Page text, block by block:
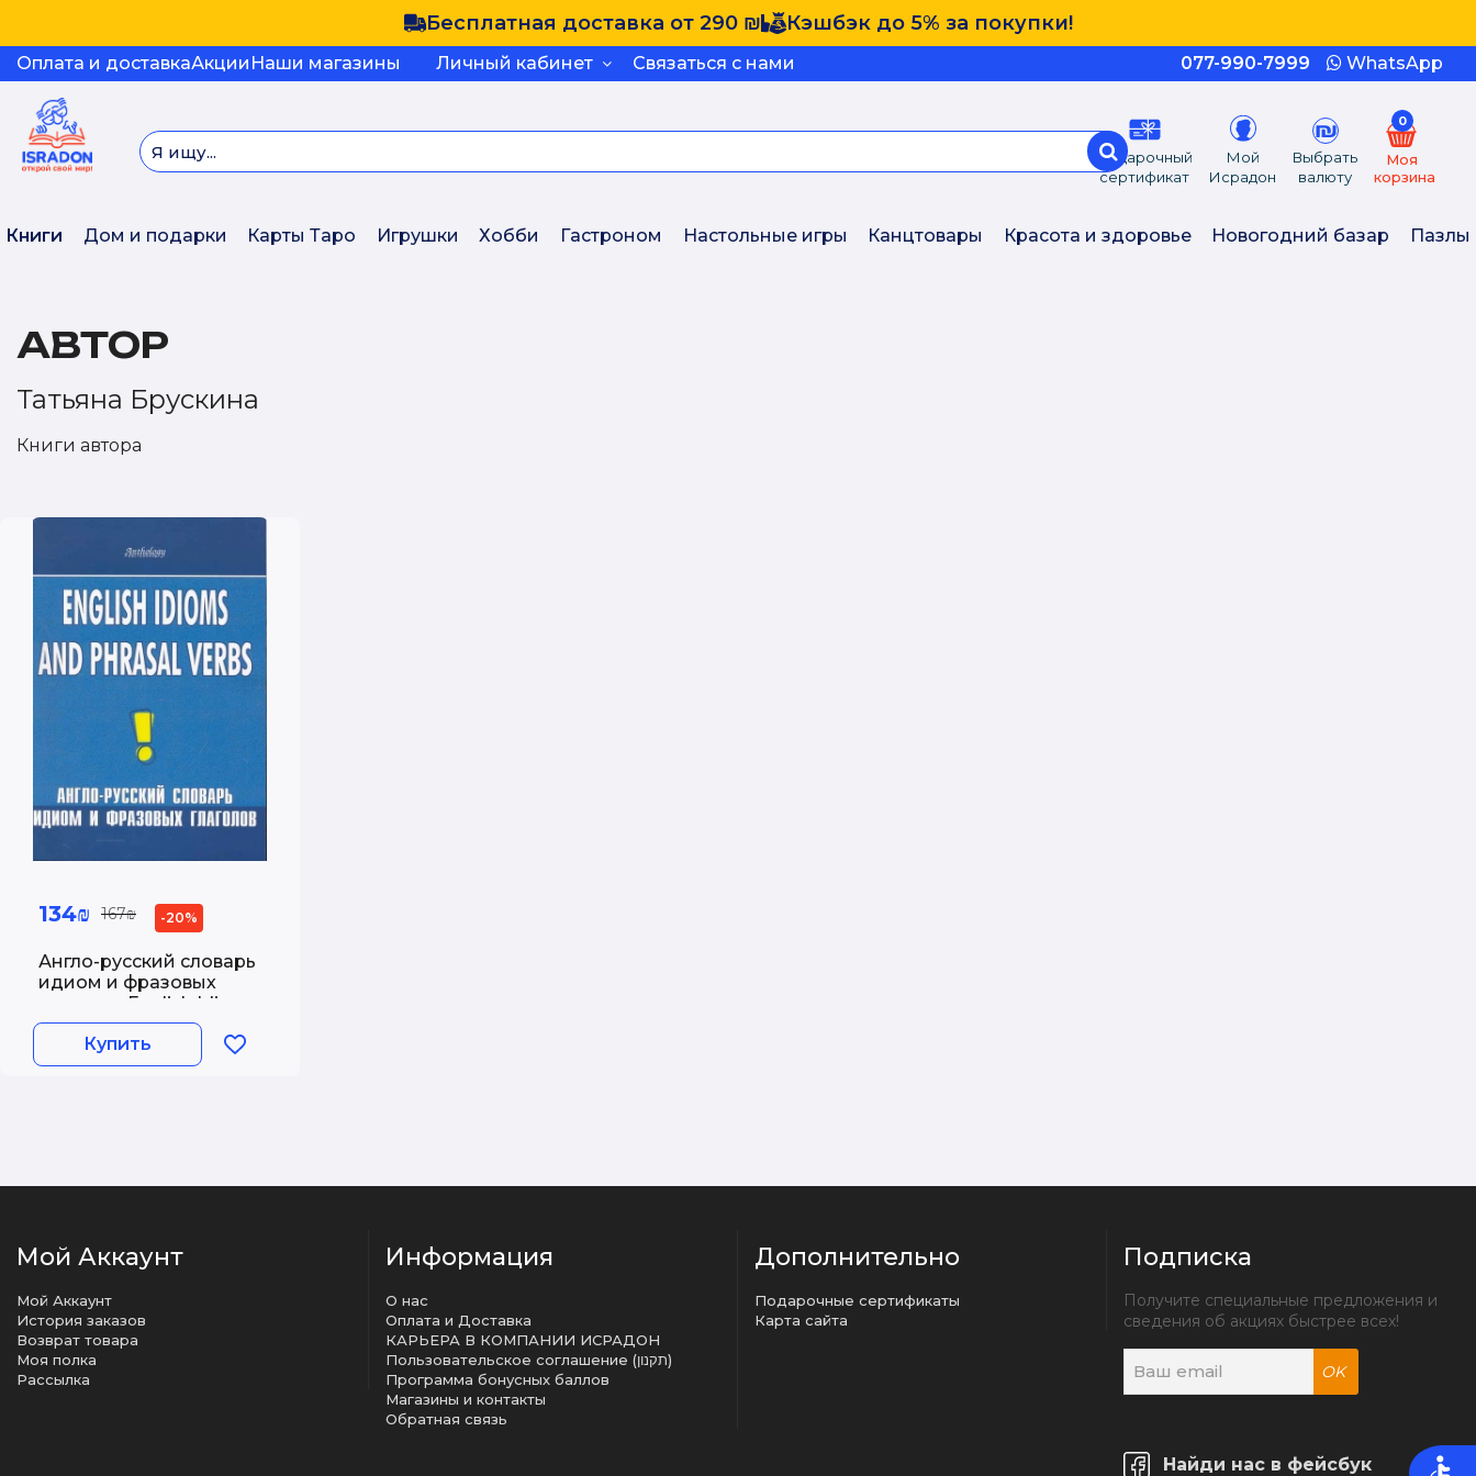
Бесплатная доставка от 290 ₪ Кэшбэк до 5% за покупки!
Оплата и доставкаАкции Наши магазины Личный кабинет Связаться с нами 077-990-7999 WhatsApp
Подарочный
сертификат
Мой
Исрадон
Выбрать
валюту
0
Моя
корзина
Книги Дом и подарки Карты Таро Игрушки Хобби Гастроном Настольные игры Канцтовары Красота и здоровье Новогодний базар Пазлы
АВТОР
Татьяна Брускина
Книги автора
Англо-русский словарь
идиом и фразовых
глаголов. English Idioms
and Phrasal Verbs. 3-е
изд. Брускина Т.Л.,
Шитова Л.Ф.
134₪ 167₪ -20%
Купить
Мой Аккаунт
Мой Аккаунт
История заказов
Возврат товара
Моя полка
Рассылка
Информация
О нас
Оплата и Доставка
КАРЬЕРА В КОМПАНИИ ИСРАДОН
Пользовательское соглашение (תקנון)
Программа бонусных баллов
Магазины и контакты
Обратная связь
Дополнительно
Подарочные сертификаты
Карта сайта
Подписка
Получите специальные предложения и
сведения об акциях быстрее всех!
OK
Найди нас в фейсбук